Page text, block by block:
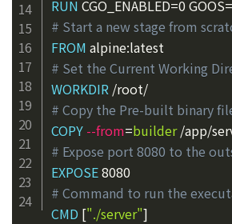
RUN CGO_ENABLED=0
# Start a new stage from
FROM alpine:latest
# Set the Current Working
WORKDIR /root/
# Copy the Pre-built binary
COPY --from=builder /app/
# Expose port 8080 to the
EXPOSE 8080
# Command to run the
CMD ["./server"]